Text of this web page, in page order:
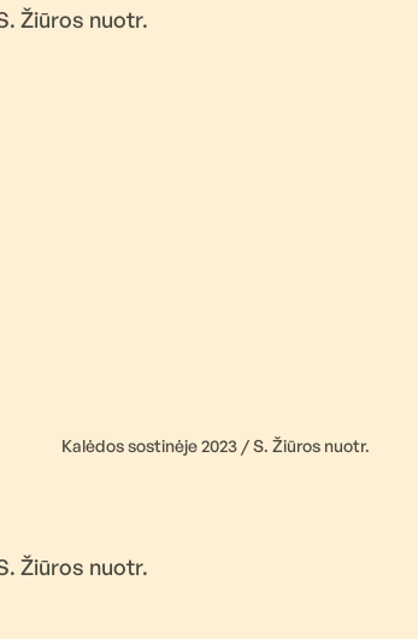
Kalėdos sostinėje 2023 / S. Žiūros nuotr.